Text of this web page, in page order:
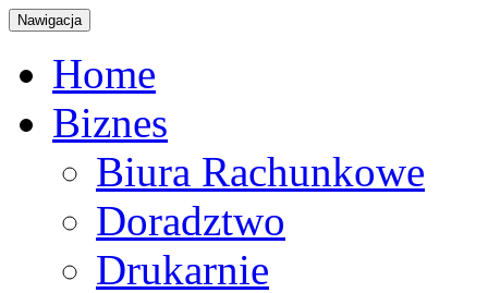
Nawigacja
Home
Biznes
Biura Rachunkowe
Doradztwo
Drukarnie